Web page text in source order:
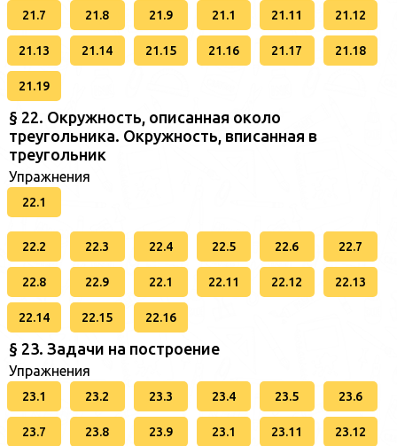
21.7 21.8 21.9 21.1 21.11 21.12
21.13 21.14 21.15 21.16 21.17 21.18
21.19
§ 22. Окружность, описанная около
треугольника. Окружность, вписанная в
треугольник
Упражнения
22.1
22.2 22.3 22.4 22.5 22.6 22.7
22.8 22.9 22.1 22.11 22.12 22.13
22.14 22.15 22.16
§ 23. Задачи на построение
Упражнения
23.1 23.2 23.3 23.4 23.5 23.6
23.7 23.8 23.9 23.1 23.11 23.12